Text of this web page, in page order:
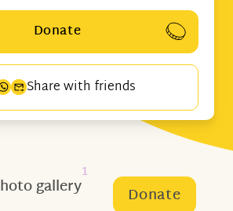
Donate
Share with friends
gallery
1
Donate